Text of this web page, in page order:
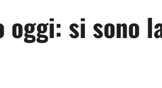
oggi: si sono